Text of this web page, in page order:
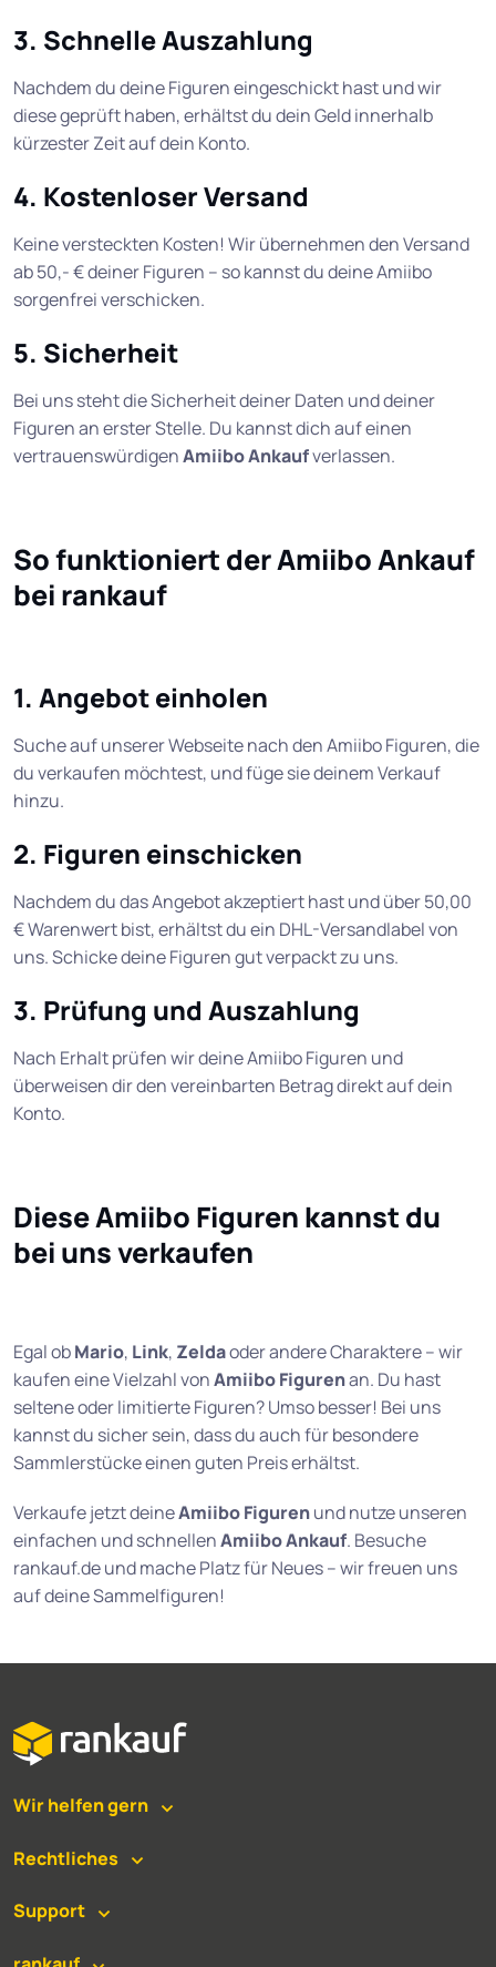
3. Schnelle Auszahlung
Nachdem du deine Figuren eingeschickt hast und wir
diese geprüft haben, erhältst du dein Geld innerhalb
kürzester Zeit auf dein Konto.
4. Kostenloser Versand
Keine versteckten Kosten! Wir übernehmen den Versand
ab 50,- € deiner Figuren – so kannst du deine Amiibo
sorgenfrei verschicken.
5. Sicherheit
Bei uns steht die Sicherheit deiner Daten und deiner
Figuren an erster Stelle. Du kannst dich auf einen
vertrauenswürdigenAmiibo Ankaufverlassen.
So funktioniert der Amiibo Ankauf
bei rankauf
1. Angebot einholen
Suche auf unserer Webseite nach den Amiibo Figuren, die
du verkaufen möchtest, und füge sie deinem Verkauf
hinzu.
2. Figuren einschicken
Nachdem du das Angebot akzeptiert hast und über 50,00
€ Warenwert bist, erhältst du ein DHL-Versandlabel von
uns. Schicke deine Figuren gut verpackt zu uns.
3. Prüfung und Auszahlung
Nach Erhalt prüfen wir deine Amiibo Figuren und
überweisen dir den vereinbarten Betrag direkt auf dein
Konto.
Diese Amiibo Figuren kannst du
bei uns verkaufen
Egal obMario, Link, Zeldaoder andere Charaktere – wir
kaufen eine Vielzahl vonAmiibo Figurenan. Du hast
seltene oder limitierte Figuren? Umso besser! Bei uns
kannst du sicher sein, dass du auch für besondere
Sammlerstücke einen guten Preis erhältst.
Verkaufe jetzt deineAmiibo Figurenund nutze unseren
einfachen und schnellenAmiibo Ankauf. Besuche
rankauf.de und mache Platz für Neues – wir freuen uns
auf deine Sammelfiguren!
Wir helfen gern
Rechtliches
Support